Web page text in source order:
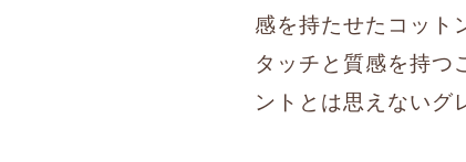
感を持たせたコット
タッチと質感を持つ
ントとは思えないグ